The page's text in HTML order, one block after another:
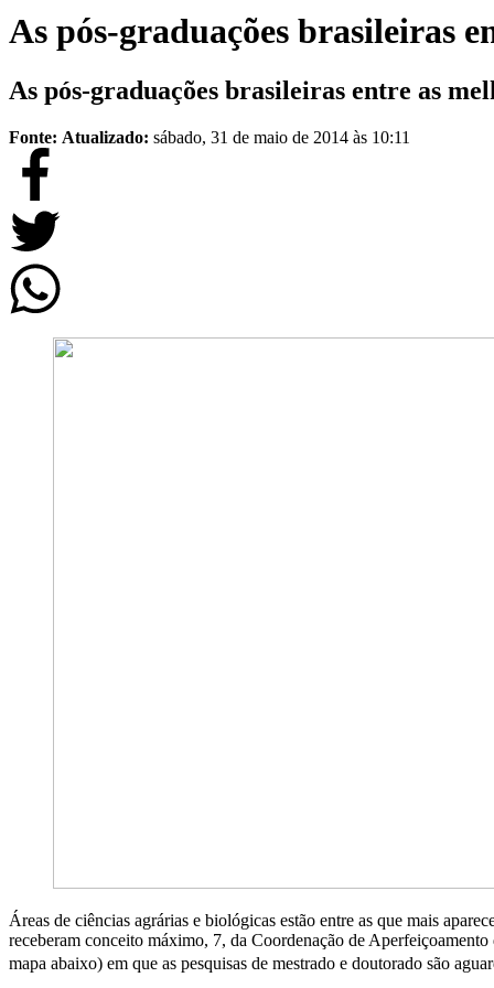
As pós-graduações brasileiras
As pós-graduações brasileiras entre as
Fonte: Atualizado: sábado, 31 de maio de 2014 às 10:11
Áreas de ciências agrárias e biológicas estão entre as que mais
receberam conceito máximo, 7, da Coordenação de
mapa abaixo) em que as pesquisas de mestrado e doutorado são